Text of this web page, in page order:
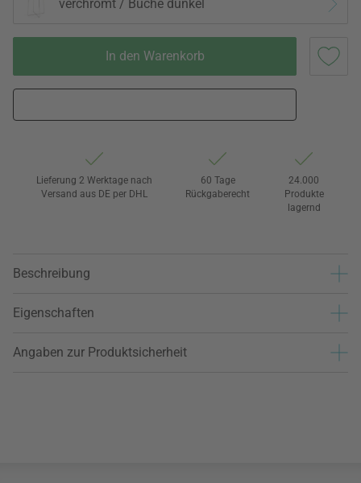
verchromt / Buche dunkel
In den Warenkorb
Lieferung 2 Werktage nach
Versand aus DE per DHL
60 Tage
Rückgaberecht
24.000
Produkte
lagernd
Beschreibung
Eigenschaften
Angaben zur Produktsicherheit